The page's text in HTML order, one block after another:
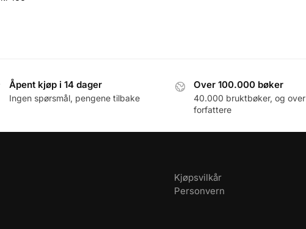
Åpent kjøp i 14 dager
Ingen spørsmål, pengene tilbake
Over 100.000 bøker
40.000 bruktbøker, og
forfattere
Kjøpsvilkår
Personvern